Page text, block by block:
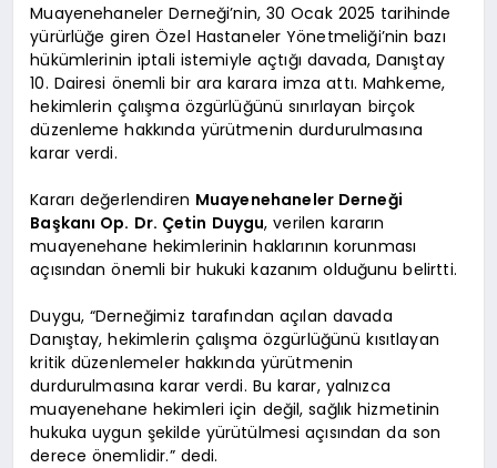
Muayenehaneler Derneği’nin, 30 Ocak 2025 tarihinde
yürürlüğe giren Özel Hastaneler Yönetmeliği’nin bazı
hükümlerinin iptali istemiyle açtığı davada, Danıştay
10. Dairesi önemli bir ara karara imza attı. Mahkeme,
hekimlerin çalışma özgürlüğünü sınırlayan birçok
düzenleme hakkında yürütmenin durdurulmasına
karar verdi.
Kararı değerlendiren Muayenehaneler Derneği
Başkanı Op. Dr. Çetin Duygu, verilen kararın
muayenehane hekimlerinin haklarının korunması
açısından önemli bir hukuki kazanım olduğunu belirtti.
Duygu, “Derneğimiz tarafından açılan davada
Danıştay, hekimlerin çalışma özgürlüğünü kısıtlayan
kritik düzenlemeler hakkında yürütmenin
durdurulmasına karar verdi. Bu karar, yalnızca
muayenehane hekimleri için değil, sağlık hizmetinin
hukuka uygun şekilde yürütülmesi açısından da son
derece önemlidir.” dedi.